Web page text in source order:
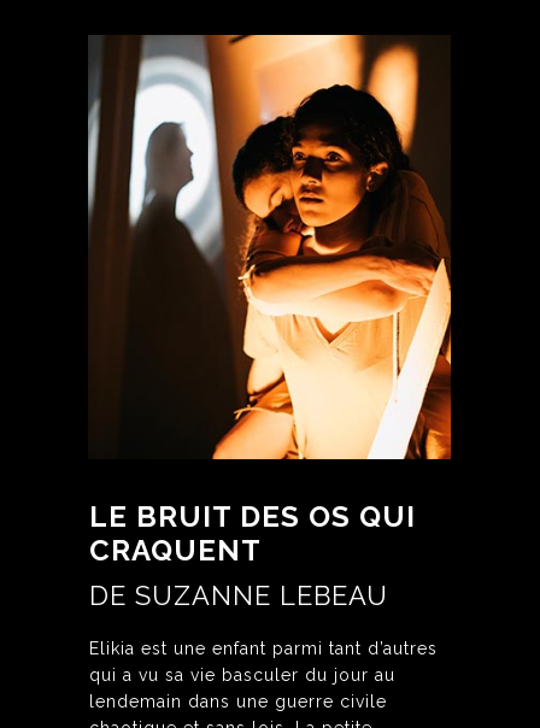
LE BRUIT DES OS QUI
CRAQUENT
DE SUZANNE LEBEAU
Elikia est une enfant parmi tant d’autres
qui a vu sa vie basculer du jour au
lendemain dans une guerre civile